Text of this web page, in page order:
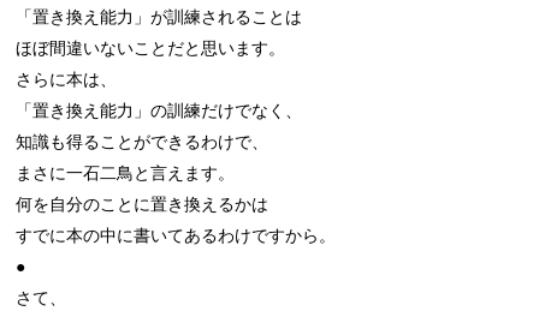
「置き換え能力」が訓練されることは
ほぼ間違いないことだと思います。
さらに本は、
「置き換え能力」の訓練だけでなく、
知識も得ることができるわけで、
まさに一石二鳥と言えます。
何を自分のことに置き換えるかは
すでに本の中に書いてあるわけですから。
●
さて、